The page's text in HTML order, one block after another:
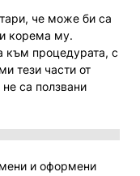
че може би са
корема му.
към процедурата, с
тези части от
са ползвани
и оформени